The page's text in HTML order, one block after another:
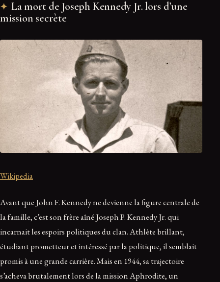
La mort de Joseph Kennedy Jr. lors d’une
mission secrète
Wikipedia
Avant que John F. Kennedy ne devienne la figure centrale de
la famille, c’est son frère aîné Joseph P. Kennedy Jr. qui
incarnait les espoirs politiques du clan. Athlète brillant,
étudiant prometteur et intéressé par la politique, il semblait
promis à une grande carrière. Mais en 1944, sa trajectoire
s’acheva brutalement lors de la mission Aphrodite, un